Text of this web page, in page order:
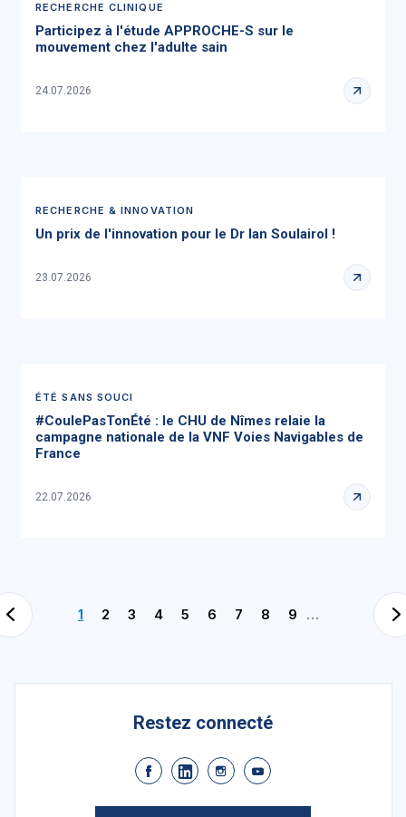
RECHERCHE CLINIQUE
Participez à l'étude APPROCHE-S sur le
mouvement chez l'adulte sain
24.07.2026
RECHERCHE & INNOVATION
Un prix de l'innovation pour le Dr Ian Soulairol !
23.07.2026
ÉTÉ SANS SOUCI
#CoulePasTonÉté : le CHU de Nîmes relaie la
campagne nationale de la VNF Voies Navigables de
France
22.07.2026
1 2 3 4 5 6 7 8 9 …
Restez connecté